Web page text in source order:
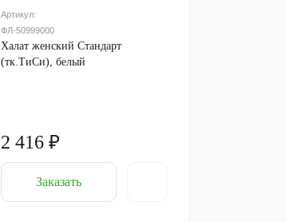
Артикул:
ФЛ-50999000
Халат женский Стандарт
(тк.ТиСи), белый
2 416 ₽
Заказать